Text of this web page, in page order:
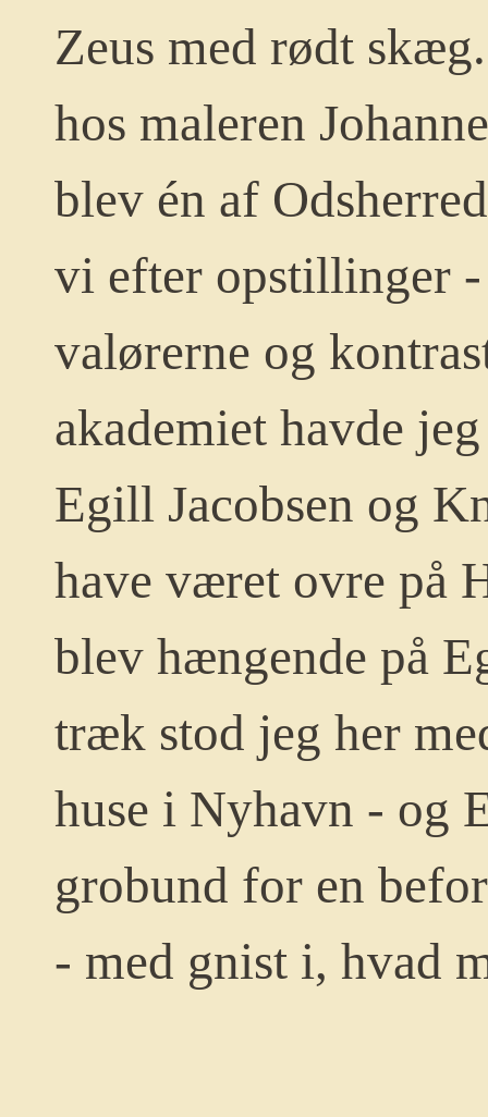
Zeus med rødt
hos maleren
blev én af
vi efter opstillinger -
valørerne og
akademiet havde
Egill Jacobsen og
have været ovre på
blev hængende på
træk stod jeg her
huse i Nyhavn - og
grobund for en
- med gnist i, hvad